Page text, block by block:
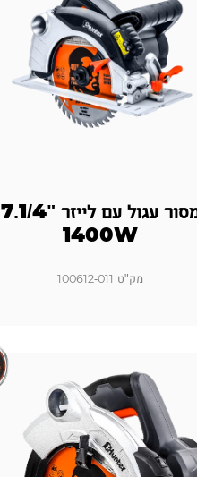
מסור עגול עם לייזר "7.1/4
1400W
מק"ט 100612-011